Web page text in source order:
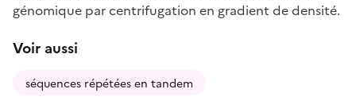
génomique par centrifugation en gradient de densité.
Voir aussi
séquences répétées en tandem